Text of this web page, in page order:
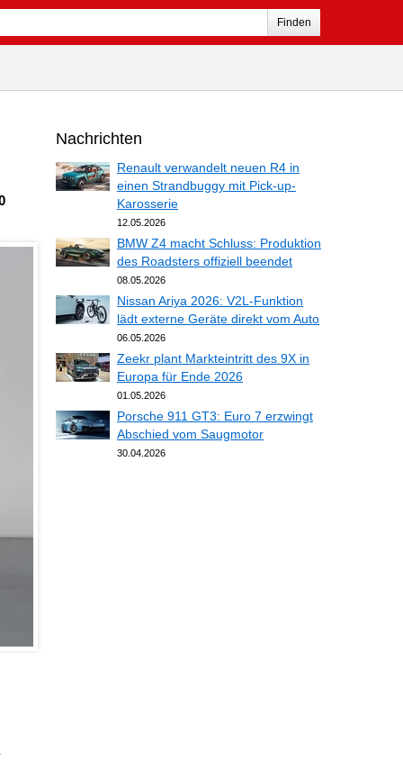
Finden
Nachrichten
Renault verwandelt neuen R4 in
einen Strandbuggy mit Pick-up-
Karosserie
12.05.2026
BMW Z4 macht Schluss: Produktion
des Roadsters offiziell beendet
08.05.2026
Nissan Ariya 2026: V2L-Funktion
lädt externe Geräte direkt vom Auto
06.05.2026
Zeekr plant Markteintritt des 9X in
Europa für Ende 2026
01.05.2026
Porsche 911 GT3: Euro 7 erzwingt
Abschied vom Saugmotor
30.04.2026